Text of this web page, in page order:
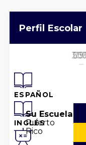
Perfil Escolar
ESPAÑOL
INGLÉS
Su Escuela
Puerto
Rico
0%